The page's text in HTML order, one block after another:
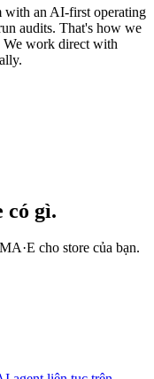
with an AI-first operating
audits. That's how we
We work direct with
có gì.
cho store của bạn.